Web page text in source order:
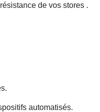
de vos stores .
automatisés.